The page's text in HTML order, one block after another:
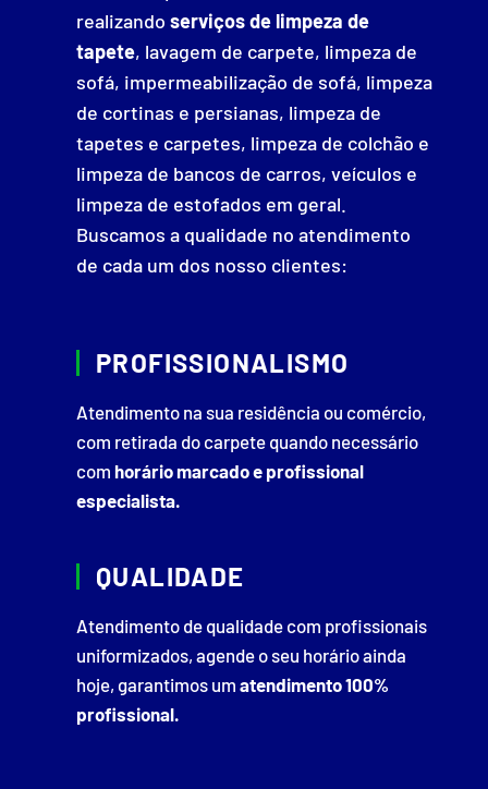
realizando serviços de limpeza de
tapete, lavagem de carpete, limpeza de
sofá, impermeabilização de sofá, limpeza
de cortinas e persianas, limpeza de
tapetes e carpetes, limpeza de colchão e
limpeza de bancos de carros, veículos e
limpeza de estofados em geral.
Buscamos a qualidade no atendimento
de cada um dos nosso clientes:
PROFISSIONALISMO
Atendimento na sua residência ou comércio,
com retirada do carpete quando necessário
com horário marcado e profissional
especialista.
QUALIDADE
Atendimento de qualidade com profissionais
uniformizados, agende o seu horário ainda
hoje, garantimos um atendimento 100%
profissional.